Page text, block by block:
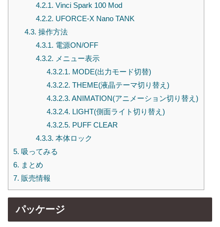
4.2.1. Vinci Spark 100 Mod
4.2.2. UFORCE-X Nano TANK
4.3. 操作方法
4.3.1. 電源ON/OFF
4.3.2. メニュー表示
4.3.2.1. MODE(出力モード切替)
4.3.2.2. THEME(液晶テーマ切り替え)
4.3.2.3. ANIMATION(アニメーション切り替え)
4.3.2.4. LIGHT(側面ライト切り替え)
4.3.2.5. PUFF CLEAR
4.3.3. 本体ロック
5. 吸ってみる
6. まとめ
7. 販売情報
パッケージ